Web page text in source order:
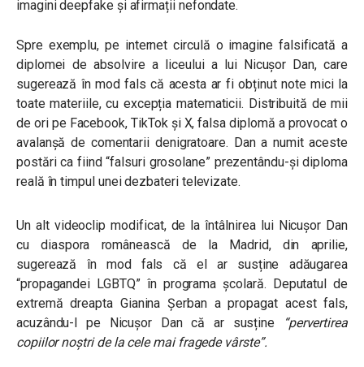
imagini deepfake și afirmații nefondate.
Spre exemplu, pe internet circulă o imagine falsificată a
diplomei de absolvire a liceului a lui Nicușor Dan, care
sugerează în mod fals că acesta ar fi obținut note mici la
toate materiile, cu excepția matematicii. Distribuită de mii
de ori pe Facebook, TikTok și X, falsa diplomă a provocat o
avalanșă de comentarii denigratoare. Dan a numit aceste
postări ca fiind “falsuri grosolane” prezentându-și diploma
reală în timpul unei dezbateri televizate.
Un alt videoclip modificat, de la întâlnirea lui Nicușor Dan
cu diaspora românească de la Madrid, din aprilie,
sugerează în mod fals că el ar susține adăugarea
“propagandei LGBTQ” în programa școlară. Deputatul de
extremă dreapta Gianina Șerban a propagat acest fals,
acuzându-l pe Nicușor Dan că ar susține
“pervertirea
copiilor noștri de la cele mai fragede vârste”.